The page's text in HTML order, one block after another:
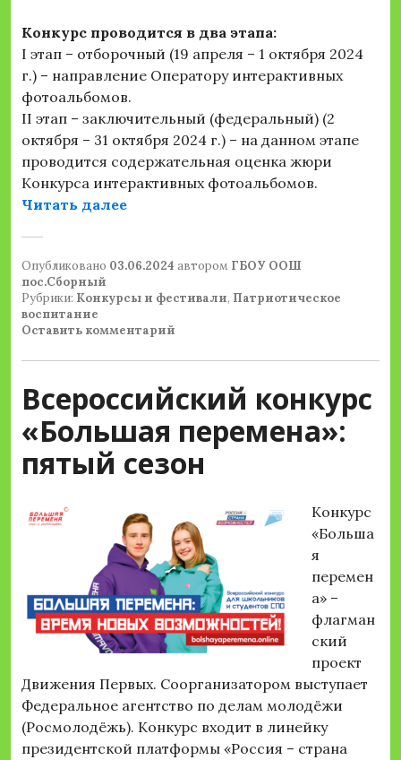
Конкурс проводится в два этапа:
I этап – отборочный (19 апреля – 1 октября 2024
г.) – направление Оператору интерактивных
фотоальбомов.
II этап – заключительный (федеральный) (2
октября – 31 октября 2024 г.) – на данном этапе
проводится содержательная оценка жюри
Конкурса интерактивных фотоальбомов.
Читать далее«Открыт приём заявок на
Опубликовано 03.06.2024 автором ГБОУ ООШ
пос.Сборный
Рубрики: Конкурсы и фестивали, Патриотическое
воспитание
Оставить комментарий
Всероссийский конкурс
«Большая перемена»:
пятый сезон
Конкурс
«Больша
я
перемен
а» –
флагман
ский
проект
Движения Первых. Соорганизатором выступает
Федеральное агентство по делам молодёжи
(Росмолодёжь). Конкурс входит в линейку
президентской платформы «Россия – страна